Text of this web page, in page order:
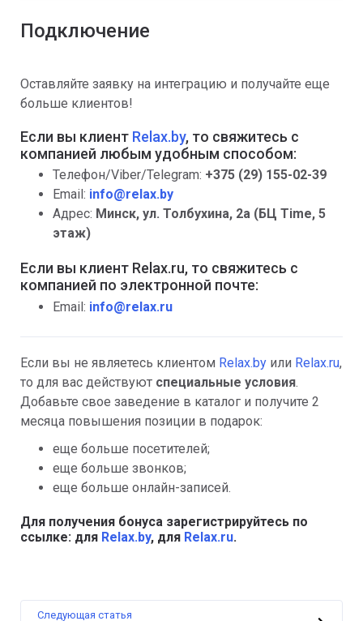
Подключение
Оставляйте заявку на интеграцию и получайте еще
больше клиентов!
Если вы клиент Relax.by, то свяжитесь с
компанией любым удобным способом:
Телефон/Viber/Telegram: +375 (29) 155-02-39
Email: info@relax.by
Адрес: Минск, ул. Толбухина, 2а (БЦ Time, 5
этаж)
Если вы клиент Relax.ru, то свяжитесь с
компанией по электронной почте:
Email: info@relax.ru
Если вы не являетесь клиентом Relax.by или Relax.ru,
то для вас действуют специальные условия.
Добавьте свое заведение в каталог и получите 2
месяца повышения позиции в подарок:
еще больше посетителей;
еще больше звонков;
еще больше онлайн-записей.
Для получения бонуса зарегистрируйтесь по
ссылке: для Relax.by, для Relax.ru.
Следующая статья